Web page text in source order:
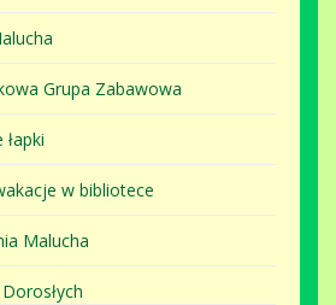
Grupa Zabawowa
łapki
w bibliotece
Malucha